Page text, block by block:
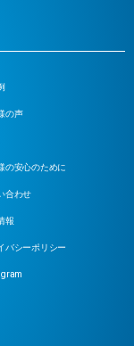
の声
の安心のために
合わせ
報
バシーポリシー